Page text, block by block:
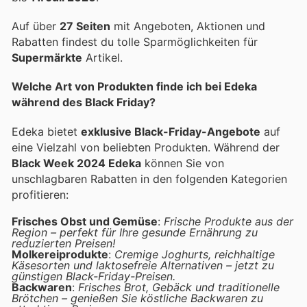
Auf über 27 Seiten mit Angeboten, Aktionen und
Rabatten findest du tolle Sparmöglichkeiten für
Supermärkte Artikel.
Welche Art von Produkten finde ich bei Edeka
während des Black Friday?
Edeka bietet exklusive Black-Friday-Angebote auf
eine Vielzahl von beliebten Produkten. Während der
Black Week 2024 Edeka können Sie von
unschlagbaren Rabatten in den folgenden Kategorien
profitieren:
Frisches Obst und Gemüse: Frische Produkte aus der
Region – perfekt für Ihre gesunde Ernährung zu
reduzierten Preisen!
Molkereiprodukte: Cremige Joghurts, reichhaltige
Käsesorten und laktosefreie Alternativen – jetzt zu
günstigen Black-Friday-Preisen.
Backwaren: Frisches Brot, Gebäck und traditionelle
Brötchen – genießen Sie köstliche Backwaren zu